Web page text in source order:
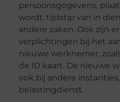
persoonsgegevens,
wordt, tijdstip van in
andere zaken. Ook zijn
verplichtingen bij het
nieuwe werknemer,
de ID kaart. De nieuwe
ook bij andere
belastingdienst.